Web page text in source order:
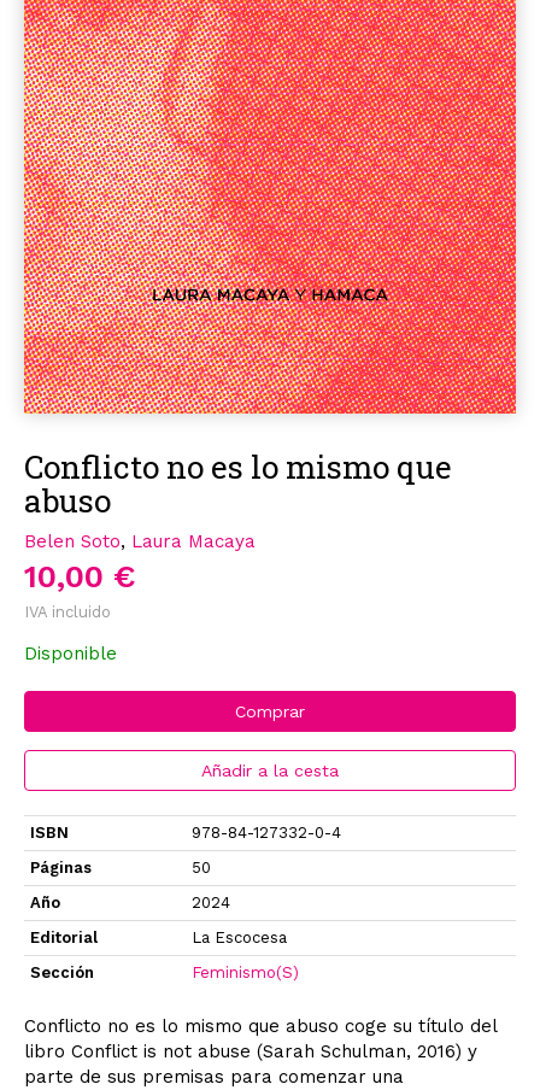
Conflicto no es lo mismo que
abuso
Belen Soto, Laura Macaya
10,00 €
IVA incluido
Disponible
Comprar
Añadir a la cesta
ISBN
978-84-127332-0-4
Páginas
50
Año
2024
Editorial
La Escocesa
Sección
Feminismo(S)
Conflicto no es lo mismo que abuso coge su título del
libro Conflict is not abuse (Sarah Schulman, 2016) y
parte de sus premisas para comenzar una